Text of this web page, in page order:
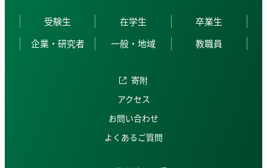
受験生 在学生
卒業生
企業・研究者
一般・地域 教職員
寄附
アクセス
お問い合わせ
よくあるご質問